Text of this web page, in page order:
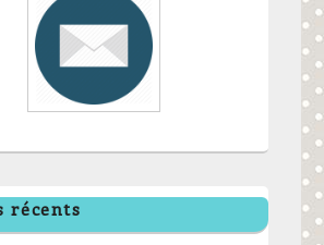
récents